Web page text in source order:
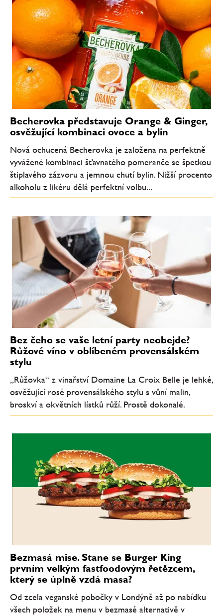
Becherovka představuje Orange & Ginger,
osvěžující kombinaci ovoce a bylin
Nová ochucená Becherovka je založena na perfektně
vyvážené kombinaci šťavnatého pomeranče se špetkou
štiplavého zázvoru a jemnou chutí bylin. Nižší procento
alkoholu z likéru dělá perfektní volbu...
Bez čeho se vaše letní party neobejde?
Růžové víno v oblíbeném provensálském
stylu
„Růžovka“ z vinařství Domaine La Croix Belle je lehké,
osvěžující rosé provensálského stylu s vůní malin,
broskví a okvětních lístků růží. Prostě dokonalé.
Bezmasá mise. Stane se Burger King
prvním velkým fastfoodovým řetězcem,
který se úplně vzdá masa?
Od zcela veganské pobočky v Londýně až po nabídku
všech položek na menu v bezmasé alternativě v